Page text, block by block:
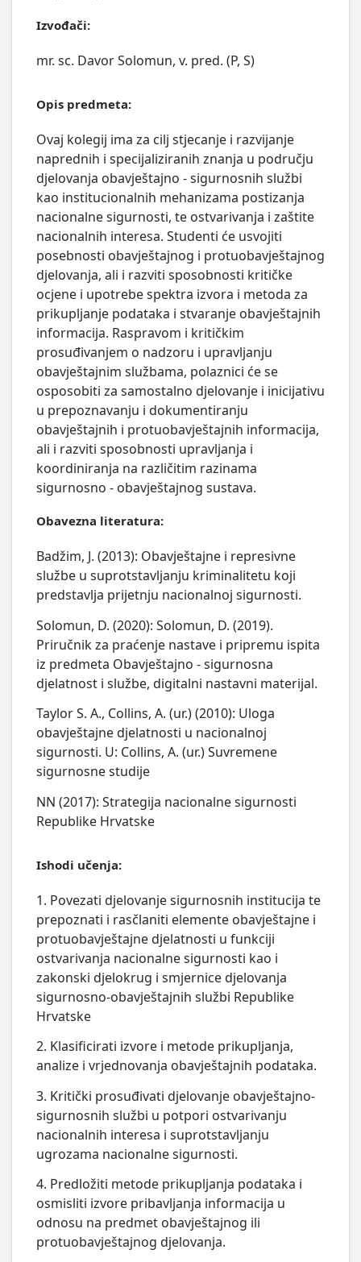
Izvođači:
mr. sc. Davor Solomun, v. pred. (P, S)
Opis predmeta:
Ovaj kolegij ima za cilj stjecanje i razvijanje
naprednih i specijaliziranih znanja u području
djelovanja obavještajno - sigurnosnih službi
kao institucionalnih mehanizama postizanja
nacionalne sigurnosti, te ostvarivanja i zaštite
nacionalnih interesa. Studenti će usvojiti
posebnosti obavještajnog i protuobavještajnog
djelovanja, ali i razviti sposobnosti kritičke
ocjene i upotrebe spektra izvora i metoda za
prikupljanje podataka i stvaranje obavještajnih
informacija. Raspravom i kritičkim
prosuđivanjem o nadzoru i upravljanju
obavještajnim službama, polaznici će se
osposobiti za samostalno djelovanje i inicijativu
u prepoznavanju i dokumentiranju
obavještajnih i protuobavještajnih informacija,
ali i razviti sposobnosti upravljanja i
koordiniranja na različitim razinama
sigurnosno - obavještajnog sustava.
Obavezna literatura:
Badžim, J. (2013): Obavještajne i represivne
službe u suprotstavljanju kriminalitetu koji
predstavlja prijetnju nacionalnoj sigurnosti.
Solomun, D. (2020): Solomun, D. (2019).
Priručnik za praćenje nastave i pripremu ispita
iz predmeta Obavještajno - sigurnosna
djelatnost i službe, digitalni nastavni materijal.
Taylor S. A., Collins, A. (ur.) (2010): Uloga
obavještajne djelatnosti u nacionalnoj
sigurnosti. U: Collins, A. (ur.) Suvremene
sigurnosne studije
NN (2017): Strategija nacionalne sigurnosti
Republike Hrvatske
Ishodi učenja:
1. Povezati djelovanje sigurnosnih institucija te
prepoznati i rasčlaniti elemente obavještajne i
protuobavještajne djelatnosti u funkciji
ostvarivanja nacionalne sigurnosti kao i
zakonski djelokrug i smjernice djelovanja
sigurnosno-obavještajnih službi Republike
Hrvatske
2. Klasificirati izvore i metode prikupljanja,
analize i vrjednovanja obavještajnih podataka.
3. Kritički prosuđivati djelovanje obavještajno-
sigurnosnih službi u potpori ostvarivanju
nacionalnih interesa i suprotstavljanju
ugrozama nacionalne sigurnosti.
4. Predložiti metode prikupljanja podataka i
osmisliti izvore pribavljanja informacija u
odnosu na predmet obavještajnog ili
protuobavještajnog djelovanja.